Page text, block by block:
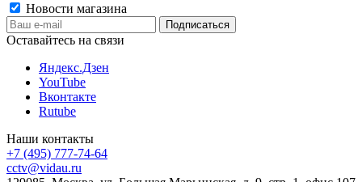
Новости магазина
Оставайтесь на связи
Яндекс.Дзен
YouTube
Вконтакте
Rutube
Наши контакты
+7 (495) 777-74-64
cctv@vidau.ru